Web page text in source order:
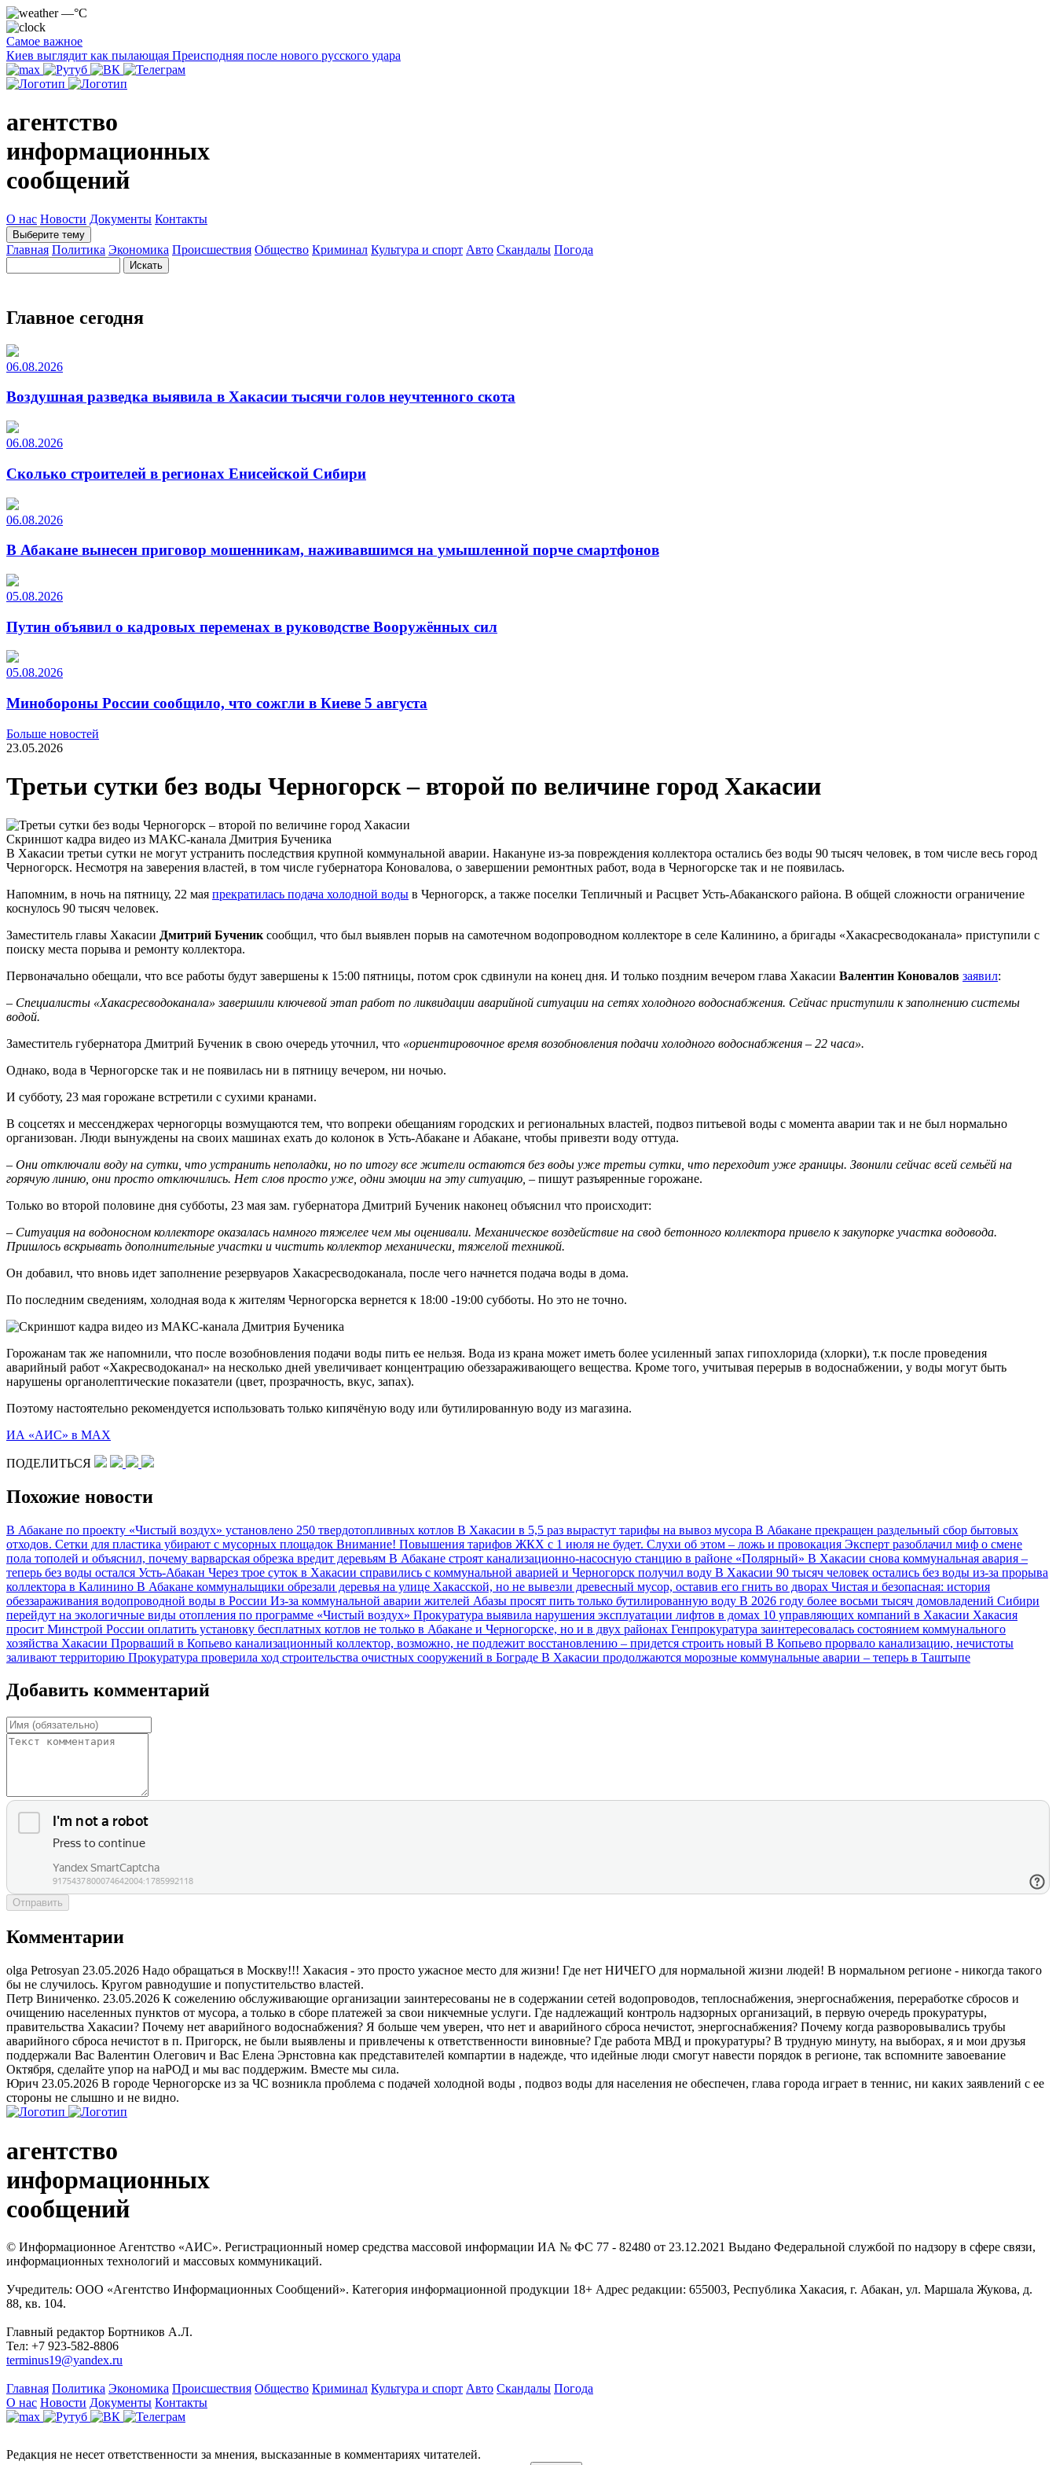
—°C
Самое важное
Киев выглядит как пылающая Преисподняя после нового русского удара
агентство
информационных
сообщений
О нас Новости Документы Контакты
Выберите тему
Главная Политика Экономика Происшествия Общество Криминал Культура и спорт Авто Скандалы Погода
Главное сегодня
06.08.2026
Воздушная разведка выявила в Хакасии тысячи голов неучтенного скота
06.08.2026
Сколько строителей в регионах Енисейской Сибири
06.08.2026
В Абакане вынесен приговор мошенникам, наживавшимся на умышленной порче смартфонов
05.08.2026
Путин объявил о кадровых переменах в руководстве Вооружённых сил
05.08.2026
Минобороны России сообщило, что сожгли в Киеве 5 августа
Больше новостей
23.05.2026
Третьи сутки без воды Черногорск – второй по величине город Хакасии
Скриншот кадра видео из МАКС-канала Дмитрия Бученика
В Хакасии третьи сутки не могут устранить последствия крупной коммунальной аварии. Накануне из-за повреждения коллектора остались без воды 90 тысяч человек, в том числе весь город
Черногорск. Несмотря на заверения властей, в том числе губернатора Коновалова, о завершении ремонтных работ, вода в Черногорске так и не появилась.
Напомним, в ночь на пятницу, 22 мая прекратилась подача холодной воды в Черногорск, а также поселки Тепличный и Расцвет Усть-Абаканского района. В общей сложности ограничение
коснулось 90 тысяч человек.
Заместитель главы Хакасии Дмитрий Бученик сообщил, что был выявлен порыв на самотечном водопроводном коллекторе в селе Калинино, а бригады «Хакасресводоканала» приступили с
поиску места порыва и ремонту коллектора.
Первоначально обещали, что все работы будут завершены к 15:00 пятницы, потом срок сдвинули на конец дня. И только поздним вечером глава Хакасии Валентин Коновалов заявил:
– Специалисты «Хакасресводоканала» завершили ключевой этап работ по ликвидации аварийной ситуации на сетях холодного водоснабжения. Сейчас приступили к заполнению системы
водой.
Заместитель губернатора Дмитрий Бученик в свою очередь уточнил, что «ориентировочное время возобновления подачи холодного водоснабжения – 22 часа».
Однако, вода в Черногорске так и не появилась ни в пятницу вечером, ни ночью.
И субботу, 23 мая горожане встретили с сухими кранами.
В соцсетях и мессенджерах черногорцы возмущаются тем, что вопреки обещаниям городских и региональных властей, подвоз питьевой воды с момента аварии так и не был нормально
организован. Люди вынуждены на своих машинах ехать до колонок в Усть-Абакане и Абакане, чтобы привезти воду оттуда.
– Они отключали воду на сутки, что устранить неполадки, но по итогу все жители остаются без воды уже третьи сутки, что переходит уже границы. Звонили сейчас всей семьёй на
горячую линию, они просто отключились. Нет слов просто уже, одни эмоции на эту ситуацию, – пишут разъяренные горожане.
Только во второй половине дня субботы, 23 мая зам. губернатора Дмитрий Бученик наконец объяснил что происходит:
– Ситуация на водоносном коллекторе оказалась намного тяжелее чем мы оценивали. Механическое воздействие на свод бетонного коллектора привело к закупорке участка водовода.
Пришлось вскрывать дополнительные участки и чистить коллектор механически, тяжелой техникой.
Он добавил, что вновь идет заполнение резервуаров Хакасресводоканала, после чего начнется подача воды в дома.
По последним сведениям, холодная вода к жителям Черногорска вернется к 18:00 -19:00 субботы. Но это не точно.
Горожанам так же напомнили, что после возобновления подачи воды пить ее нельзя. Вода из крана может иметь более усиленный запах гипохлорида (хлорки), т.к после проведения
аварийный работ «Хакресводоканал» на несколько дней увеличивает концентрацию обеззараживающего вещества. Кроме того, учитывая перерыв в водоснабжении, у воды могут быть
нарушены органолептические показатели (цвет, прозрачность, вкус, запах).
Поэтому настоятельно рекомендуется использовать только кипячёную воду или бутилированную воду из магазина.
ИА «АИС» в МАХ
ПОДЕЛИТЬСЯ
Похожие новости
В Абакане по проекту «Чистый воздух» установлено 250 твердотопливных котлов В Хакасии в 5,5 раз вырастут тарифы на вывоз мусора В Абакане прекращен раздельный сбор бытовых
отходов. Сетки для пластика убирают с мусорных площадок Внимание! Повышения тарифов ЖКХ с 1 июля не будет. Слухи об этом – ложь и провокация Эксперт разоблачил миф о смене
пола тополей и объяснил, почему варварская обрезка вредит деревьям В Абакане строят канализационно-насосную станцию в районе «Полярный» В Хакасии снова коммунальная авария –
теперь без воды остался Усть-Абакан Через трое суток в Хакасии справились с коммунальной аварией и Черногорск получил воду В Хакасии 90 тысяч человек остались без воды из-за прорыва
коллектора в Калинино В Абакане коммунальщики обрезали деревья на улице Хакасской, но не вывезли древесный мусор, оставив его гнить во дворах Чистая и безопасная: история
обеззараживания водопроводной воды в России Из-за коммунальной аварии жителей Абазы просят пить только бутилированную воду В 2026 году более восьми тысяч домовладений Сибири
перейдут на экологичные виды отопления по программе «Чистый воздух» Прокуратура выявила нарушения эксплуатации лифтов в домах 10 управляющих компаний в Хакасии Хакасия
просит Минстрой России оплатить установку бесплатных котлов не только в Абакане и Черногорске, но и в двух районах Генпрокуратура заинтересовалась состоянием коммунального
хозяйства Хакасии Прорваший в Копьево канализационный коллектор, возможно, не подлежит восстановлению – придется строить новый В Копьево прорвало канализацию, нечистоты
заливают территорию Прокуратура проверила ход строительства очистных сооружений в Бограде В Хакасии продолжаются морозные коммунальные аварии – теперь в Таштыпе
Добавить комментарий
Отправить
Комментарии
olga Petrosyan 23.05.2026 Надо обращаться в Москву!!! Хакасия - это просто ужасное место для жизни! Где нет НИЧЕГО для нормальной жизни людей! В нормальном регионе - никогда такого
бы не случилось. Кругом равнодушие и попустительство властей.
Петр Виниченко. 23.05.2026 К сожелению обслуживающие организации заинтересованы не в содержании сетей водопроводов, теплоснабжения, энергоснабжения, переработке сбросов и
очищению населенных пунктов от мусора, а только в сборе платежей за свои никчемные услуги. Где надлежащий контроль надзорных организаций, в первую очередь прокуратуры,
правительства Хакасии? Почему нет аварийного водоснабжения? Я больше чем уверен, что нет и аварийного сброса нечистот, энергоснабжения? Почему когда разворовывались трубы
аварийного сброса нечистот в п. Пригорск, не были выявлены и привлечены к ответственности виновные? Где работа МВД и прокуратуры? В трудную минуту, на выборах, я и мои друзья
поддержали Вас Валентин Олегович и Вас Елена Эрнстовна как представителей компартии в надежде, что идейные люди смогут навести порядок в регионе, так вспомните завоевание
Октября, сделайте упор на наРОД и мы вас поддержим. Вместе мы сила.
Юрич 23.05.2026 В городе Черногорске из за ЧС возникла проблема с подачей холодной воды , подвоз воды для населения не обеспечен, глава города играет в теннис, ни каких заявлений с ее
стороны не слышно и не видно.
агентство
информационных
сообщений
© Информационное Агентство «АИС». Регистрационный номер средства массовой информации ИА № ФС 77 - 82480 от 23.12.2021 Выдано Федеральной службой по надзору в сфере связи,
информационных технологий и массовых коммуникаций.
Учредитель: ООО «Агентство Информационных Сообщений». Категория информационной продукции 18+ Адрес редакции: 655003, Республика Хакасия, г. Абакан, ул. Маршала Жукова, д.
88, кв. 104.
Главный редактор Бортников А.Л.
Тел: +7 923-582-8806
terminus19@yandex.ru
Главная Политика Экономика Происшествия Общество Криминал Культура и спорт Авто Скандалы Погода
О нас Новости Документы Контакты
Редакция не несет ответственности за мнения, высказанные в комментариях читателей.